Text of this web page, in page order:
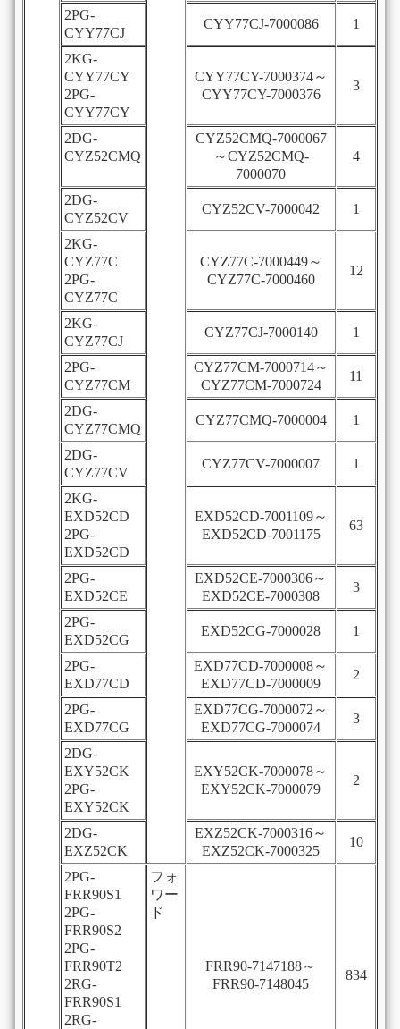
2PG-
CYY77CJ
CYY77CJ-7000086 1
2KG-
CYY77CY
2PG-
CYY77CY
CYY77CY-7000374～
CYY77CY-7000376
3
2DG-
CYZ52CMQ
CYZ52CMQ-7000067
～CYZ52CMQ-
7000070
4
2DG-
CYZ52CV
CYZ52CV-7000042 1
2KG-
CYZ77C
2PG-
CYZ77C
CYZ77C-7000449～
CYZ77C-7000460
12
2KG-
CYZ77CJ
CYZ77CJ-7000140 1
2PG-
CYZ77CM
CYZ77CM-7000714～
CYZ77CM-7000724
11
2DG-
CYZ77CMQ
CYZ77CMQ-7000004 1
2DG-
CYZ77CV
CYZ77CV-7000007 1
2KG-
EXD52CD
2PG-
EXD52CD
EXD52CD-7001109～
EXD52CD-7001175
63
2PG-
EXD52CE
EXD52CE-7000306～
EXD52CE-7000308
3
2PG-
EXD52CG
EXD52CG-7000028 1
2PG-
EXD77CD
EXD77CD-7000008～
EXD77CD-7000009
2
2PG-
EXD77CG
EXD77CG-7000072～
EXD77CG-7000074
3
2DG-
EXY52CK
2PG-
EXY52CK
EXY52CK-7000078～
EXY52CK-7000079
2
2DG-
EXZ52CK
EXZ52CK-7000316～
EXZ52CK-7000325
10
2PG-
FRR90S1
2PG-
FRR90S2
2PG-
FRR90T2
2RG-
FRR90S1
2RG-
フォ
ワー
ド
FRR90-7147188～
FRR90-7148045
834